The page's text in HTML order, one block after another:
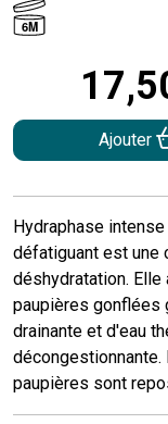
6M
17,
Ajouter
Hydraphase
défatiguant est
déshydratation.
paupières gonflées
drainante et d'eau
paupières sont